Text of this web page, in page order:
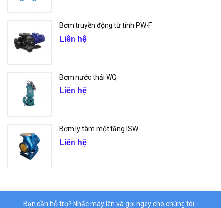
Bơm truyền động từ tính PW-F
Liên hệ
Bơm nước thải WQ
Liên hệ
Bơm ly tâm một tầng ISW
Liên hệ
Bạn cần hỗ trợ? Nhấc máy lên và gọi ngay cho chúng tôi -